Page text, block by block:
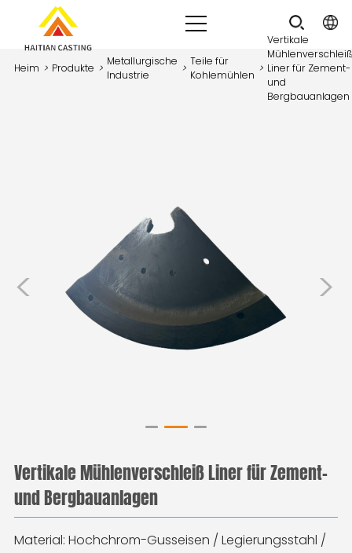
Heim > Produkte >
Metallurgische
Industrie
>
Teile für
Kohlemühlen
>
Vertikale
Liner für Zement-
und
Bergbauanlagen
>
<
Vertikale Mühlenverschleiß Liner für Zement-
und Bergbauanlagen
Material: Hochchrom-Gusseisen / Legierungsstahl /